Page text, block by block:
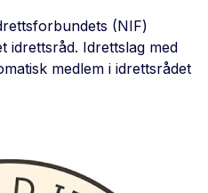
(NIF)
idrettsråd. Idrettslag med
medlem i idrettsrådet